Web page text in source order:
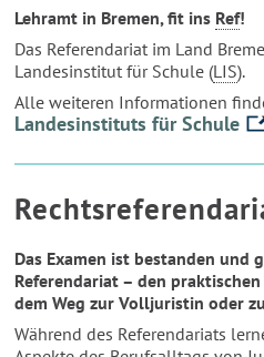
Lehramt in Bremen, fit ins Ref!
Das Referendariat im Land
Landesinstitut für Schule (LIS).
Alle weiteren Informationen
Landesinstituts für Schule
Das Examen ist bestanden und
Referendariat – den
dem Weg zur Volljuristin oder
Während des Referendariats